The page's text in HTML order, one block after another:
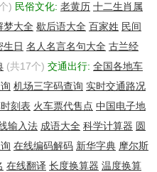
) 民俗文化: 老黄历 十二生肖属
梦大全 歇后语大全 百家姓 民间
生日 名人名言名句大全 古兰经
(共17个) 交通出行: 全国各地车
机场三字码查询 实时交通路况
刻表 火车票代售点 中国电子地
输入法 成语大全 科学计算器 圆
在线编码解码 新华字典 摩尔斯
在线翻译 长度换算器 温度换算